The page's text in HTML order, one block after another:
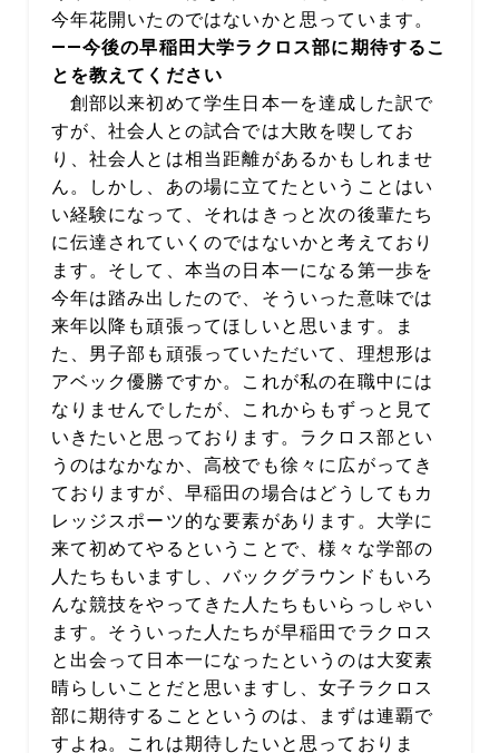
今年花開いたのではないかと思っています。
――今後の早稲田大学ラクロス部に期待するこ
とを教えてください
創部以来初めて学生日本一を達成した訳で
すが、社会人との試合では大敗を喫してお
り、社会人とは相当距離があるかもしれませ
ん。しかし、あの場に立てたということはい
い経験になって、それはきっと次の後輩たち
に伝達されていくのではないかと考えており
ます。そして、本当の日本一になる第一歩を
今年は踏み出したので、そういった意味では
来年以降も頑張ってほしいと思います。ま
た、男子部も頑張っていただいて、理想形は
アベック優勝ですか。これが私の在職中には
なりませんでしたが、これからもずっと見て
いきたいと思っております。ラクロス部とい
うのはなかなか、高校でも徐々に広がってき
ておりますが、早稲田の場合はどうしてもカ
レッジスポーツ的な要素があります。大学に
来て初めてやるということで、様々な学部の
人たちもいますし、バックグラウンドもいろ
んな競技をやってきた人たちもいらっしゃい
ます。そういった人たちが早稲田でラクロス
と出会って日本一になったというのは大変素
晴らしいことだと思いますし、女子ラクロス
部に期待することというのは、まずは連覇で
すよね。これは期待したいと思っておりま